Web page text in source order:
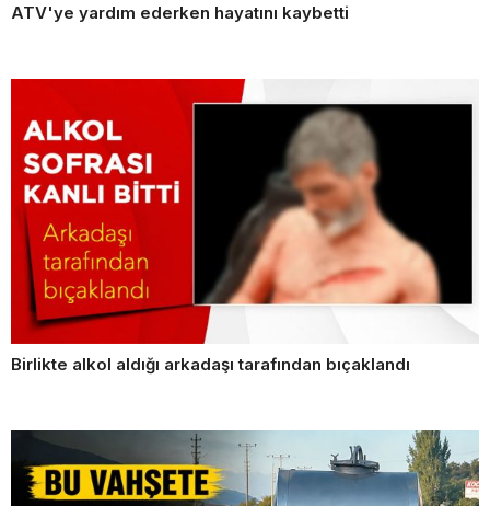
ATV'ye yardım ederken hayatını kaybetti
Birlikte alkol aldığı arkadaşı tarafından bıçaklandı